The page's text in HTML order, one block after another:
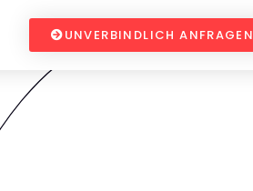
UNVERBINDLICH ANFRAGEN